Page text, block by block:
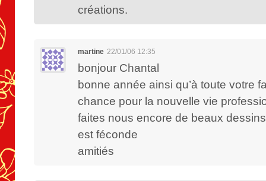
créations.
martine 22/01/06 12:35
bonjour Chantal
bonne année ainsi qu’à toute votre
chance pour la nouvelle vie
faites nous encore de beaux
est féconde
amitiés